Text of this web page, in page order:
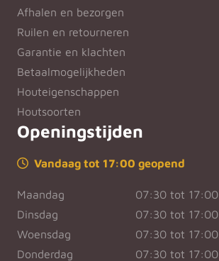
Afhalen en bezorgen
Ruilen en retourneren
Garantie en klachten
Betaalmogelijkheden
Houteigenschappen
Houtsoorten
Openingstijden
Vandaag tot 17:00 geopend
Maandag
07:30 tot 17:00
Dinsdag
07:30 tot 17:00
Woensdag
07:30 tot 17:00
Donderdag
07:30 tot 17:00